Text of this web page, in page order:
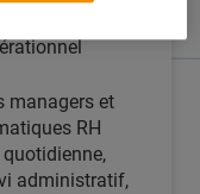
managers et
RH
administratif,